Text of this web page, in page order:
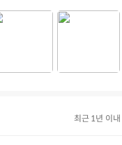
최근 1년 이